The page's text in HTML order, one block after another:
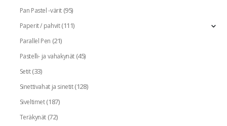
Pan Pastel -värit(95)
Paperit / pahvit(111)
Parallel Pen (21)
Pastelli- ja vahakynät(45)
Setit(33)
Sinettivahat ja sinetit(128)
Siveltimet(187)
Teräkynät(72)